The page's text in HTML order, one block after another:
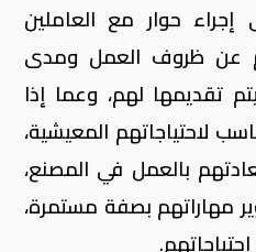
حوار مع العاملين
عن ظروف العمل ومدى
تقديمها لهم، وعما إذا
لاحتياجاتهم المعيشية،
بالعمل في المصنع،
مهاراتهم بصفة مستمرة،